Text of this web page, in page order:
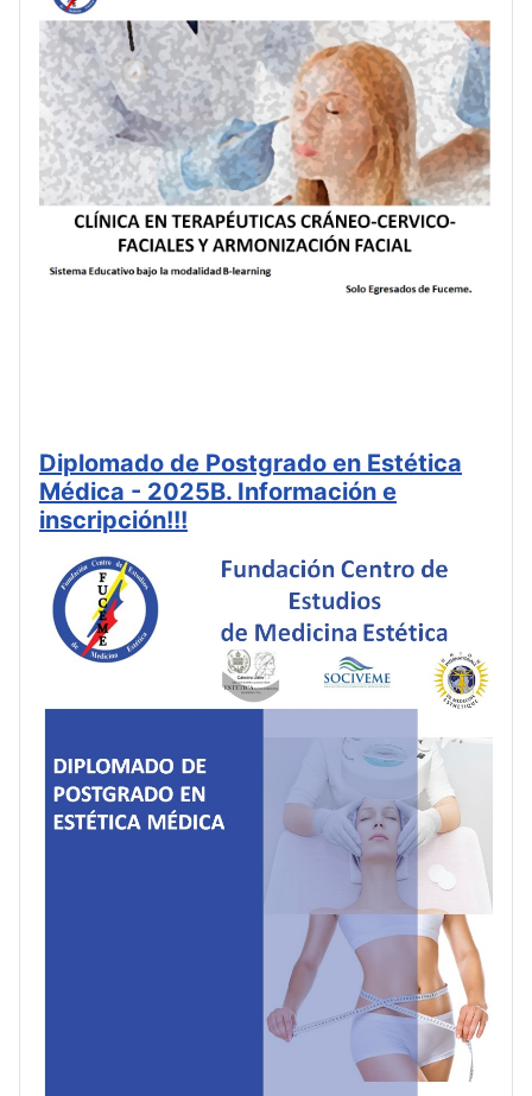
Diplomado de Postgrado en Estética
Médica - 2025B. Información e
inscripción!!!